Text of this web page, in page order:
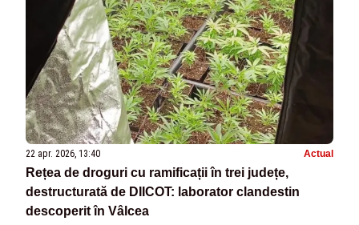
22 apr. 2026, 13:40 Actual
Rețea de droguri cu ramificații în trei județe,
destructurată de DIICOT: laborator clandestin
descoperit în Vâlcea